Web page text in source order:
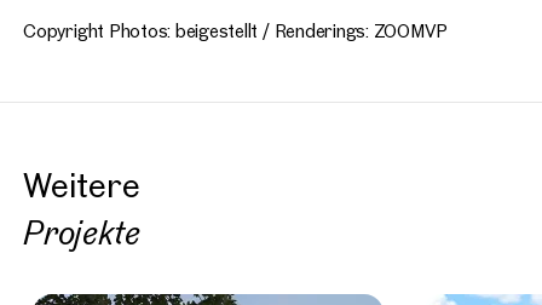
Copyright Photos: beigestellt / Renderings: ZOOMVP
Weitere
Projekte